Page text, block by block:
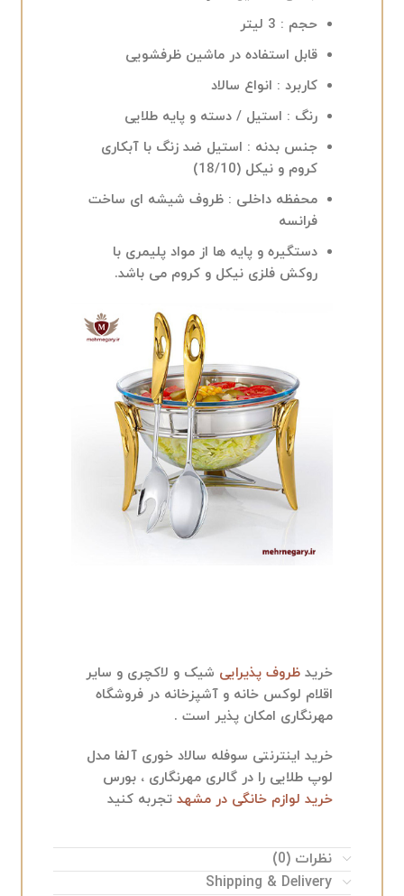
حجم : 3 لیتر
قابل استفاده در ماشین ظرفشویی
کاربرد : انواع سالاد
رنگ : استیل / دسته و پایه طلایی
جنس بدنه : استیل ضد زنگ با آبکاری
کروم و نیکل (18/10)
محفظه داخلی : ظروف شیشه ای ساخت
فرانسه
دستگیره و پایه ها از مواد پلیمری با
روکش فلزی نیکل و کروم می باشد.
خرید ظروف پذیرایی شیک و لاکچری و سایر
اقلام لوکس خانه و آشپزخانه در فروشگاه
مهرنگاری امکان پذیر است .
خرید اینترنتی سوفله سالاد خوری آلفا مدل
لوپ طلایی را در گالری مهرنگاری ، بورس
خرید لوازم خانگی در مشهد تجربه کنید
نظرات (0)
Shipping & Delivery